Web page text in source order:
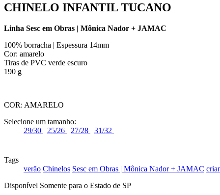
CHINELO INFANTIL TUCANO
Linha Sesc em Obras | Mônica Nador + JAMAC
100% borracha | Espessura 14mm
Cor: amarelo
Tiras de PVC verde escuro
190 g
COR: AMARELO
Selecione um tamanho:
29/30
25/26 27/28 31/32
Tags
verão Chinelos Sesc em Obras | Mônica Nador + JAMAC
Disponível Somente para o Estado de SP